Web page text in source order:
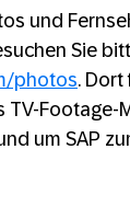
und
Sie
photos. Dort
TV-Footage-
um SAP